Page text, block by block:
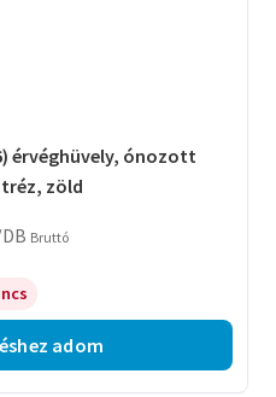
érvéghüvely, ónozott
zöld
Bruttó
adom